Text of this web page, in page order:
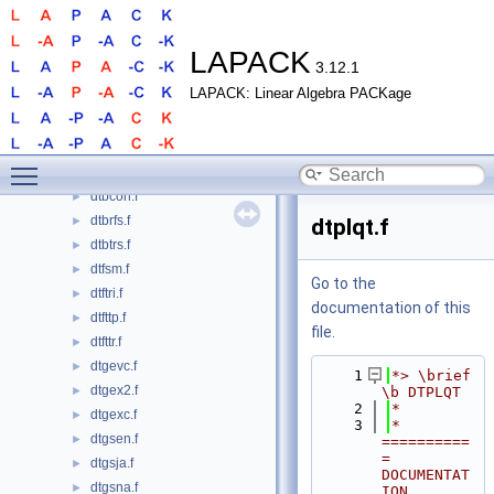
LAPACK 3.12.1
LAPACK: Linear Algebra PACKage
► dsytrs.f
► dsytrs2.f
► dsytrs_3.f
► dsytrs_aa.f
► dsytrs_aa_2stage.f
► dtbcon.f
► dtbrfs.f
► dtbtrs.f
► dtfsm.f
► dtftri.f
► dtfttp.f
► dtfttr.f
► dtgevc.f
► dtgex2.f
► dtgexc.f
► dtgsen.f
► dtgsja.f
► dtgsna.f
dtplqt.f
Go to the
documentation of this
file.
    1
*> \brief
\b DTPLQT
    2
*
    3
*
==========
=
DOCUMENTAT